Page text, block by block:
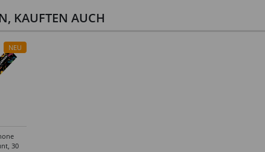
KAUFTEN AUCH
NEU
30